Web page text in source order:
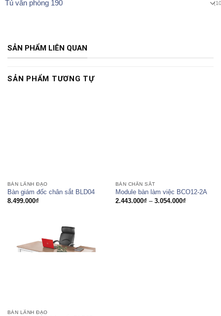
Tủ văn phòng 190
SẢN PHẨM LIÊN QUAN
SẢN PHẨM TƯƠNG TỰ
BÀN LÃNH ĐẠO
Bàn giám đốc chân sắt BLD04
8.499.000₫
BÀN CHÂN SẮT
Module bàn làm việc BCO12-2A
2.443.000₫ – 3.054.000₫Khoảng
BÀN LÃNH ĐẠO